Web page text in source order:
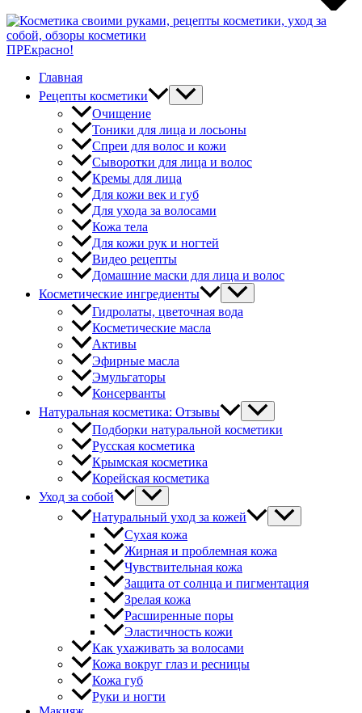
ПРЕкрасно!
Главная
Рецепты косметики
Очищение
Тоники для лица и лосьоны
Спреи для волос и кожи
Сыворотки для лица и волос
Кремы для лица
Для кожи век и губ
Для ухода за волосами
Кожа тела
Для кожи рук и ногтей
Видео рецепты
Домашние маски для лица и волос
Косметические ингредиенты
Гидролаты, цветочная вода
Косметические масла
Активы
Эфирные масла
Эмульгаторы
Консерванты
Натуральная косметика: Отзывы
Подборки натуральной косметики
Русская косметика
Крымская косметика
Корейская косметика
Уход за собой
Натуральный уход за кожей
Сухая кожа
Жирная и проблемная кожа
Чувствительная кожа
Защита от солнца и пигментация
Зрелая кожа
Расширенные поры
Эластичность кожи
Как ухаживать за волосами
Кожа вокруг глаз и ресницы
Кожа губ
Руки и ногти